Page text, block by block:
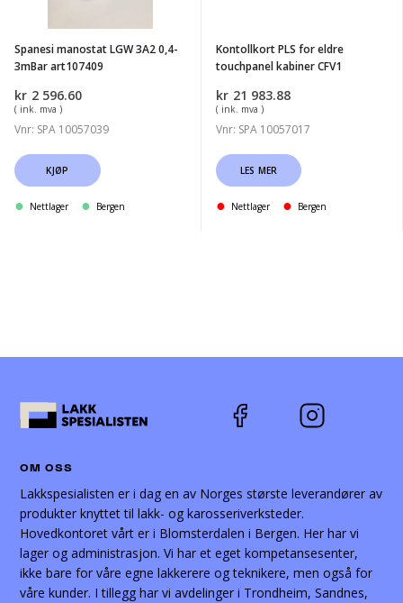
art107409
Spanesi manostat LGW 3A2 0,4-
3mBar art107409
kr 2 596.60
( ink. mva )
Vnr: SPA 10057039
KJØP
Nettlager Bergen
Kontollkort PLS for eldre
touchpanel kabiner CFV1
kr 21 983.88
( ink. mva )
Vnr: SPA 10057017
LES MER
Nettlager Bergen
OM OSS
Lakkspesialisten er i dag en av Norges største leverandører av
produkter knyttet til lakk- og karosseriverksteder.
Hovedkontoret vårt er i Blomsterdalen i Bergen. Her har vi
lager og administrasjon. Vi har et eget kompetansesenter,
ikke bare for våre egne lakkerere og teknikere, men også for
våre kunder. I tillegg har vi avdelinger i Trondheim, Sandnes,